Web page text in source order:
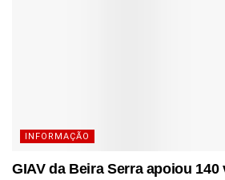
INFORMAÇÃO
GIAV da Beira Serra apoiou 140